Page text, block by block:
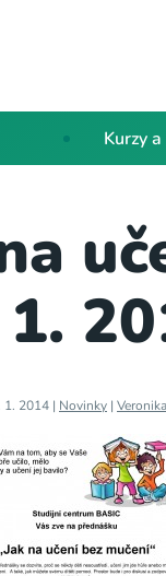
Kurzy
1. 2014 | Novinky |